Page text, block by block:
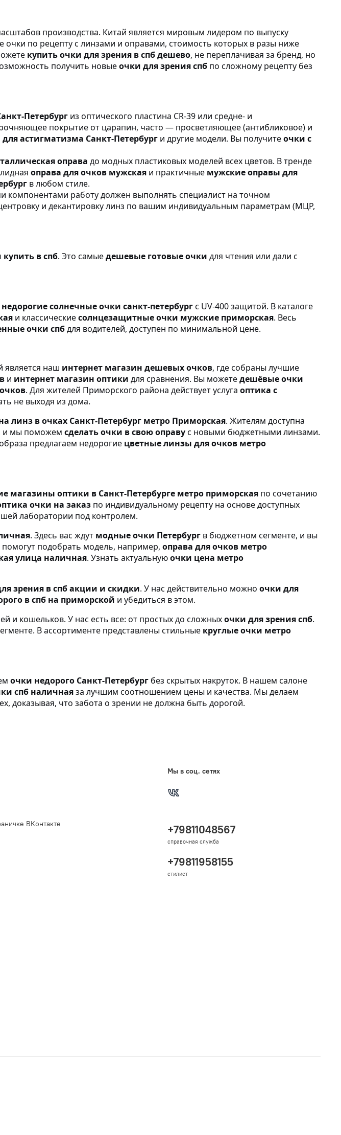
производства. Китай является мировым лидером по выпуску
по рецепту с линзами и оправами, стоимость которых в разы ниже
купить очки для зрения в спб дешево, не переплачивая за бренд, но
получить новыеочки для зрения спб по сложному рецепту без
Петербург из оптического пластина CR-39 или средне- и
покрытие от царапин, часто — просветляющее (антибликовое) и
астигматизма Санкт-Петербург и другие модели. Вы получитеочки с
оправа до модных пластиковых моделей всех цветов. В тренде
оправа для очков мужская и практичные мужские оправы для
в любом стиле.
работу должен выполнять специалист на точном
и декантировку линз по вашим индивидуальным параметрам (МЦР,
в спб. Это самыедешевые готовые очки для чтения или дали с
недорогие солнечные очки санкт-петербургс UV-400 защитой. В каталоге
и классическиесолнцезащитные очки мужские приморская. Весь
очки спбдля водителей, доступен по минимальной цене.
является наш интернет магазин дешевых очков, где собраны лучшие
и интернет магазин оптики для сравнения. Вы можетедешёвые очки
. Для жителей Приморского района действует услуга оптика с
не выходя из дома.
линз в очках Санкт-Петербург метро Приморская. Жителям доступна
и мы поможем сделать очки в свою оправус новыми бюджетными линзами.
предлагаем недорогие цветные линзы для очков метро
магазины оптики в Санкт-Петербурге метро приморская по сочетанию
очки на заказ по индивидуальному рецепту на основе доступных
лаборатории под контролем.
. Здесь вас ждут модные очки Петербург в бюджетном сегменте, и вы
подобрать модель, например, оправа для очков метро
улица наличная. Узнать актуальнуюочки цена метро
зрения в спб акции и скидки. У нас действительно можно очки для
в спб на приморской и убедиться в этом.
и кошельков. У нас есть все: от простых до сложныхочки для зрения спб.
В ассортименте представлены стильные круглые очки метро
очки недорого Санкт-Петербург без скрытых накруток. В нашем салоне
спб наличнаяза лучшим соотношением цены и качества. Мы делаем
доказывая, что забота о зрении не должна быть дорогой.
ВКонтакте
Мы в соц. сетях
+79811048567
справочная служба
+79811958155
стилист